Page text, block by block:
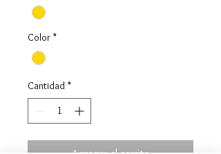
Color *
Cantidad *